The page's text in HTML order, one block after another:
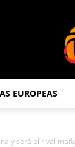
EUROPEAS
y será el rival